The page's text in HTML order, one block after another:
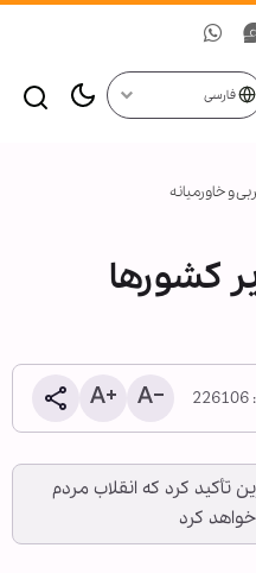
فارسی
و خاورمیانه
کشورها
کرد که انقلاب مردم
کرد